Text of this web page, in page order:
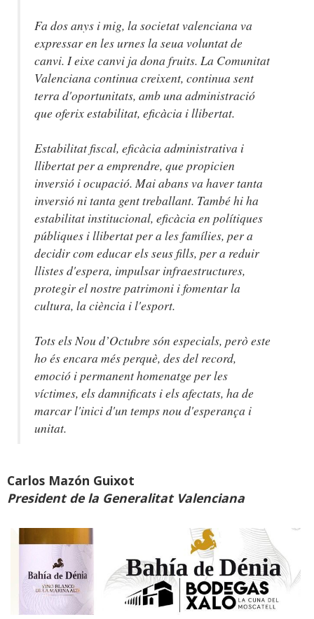
Fa dos anys i mig, la societat valenciana va
expressar en les urnes la seua voluntat de
canvi. I eixe canvi ja dona fruits. La Comunitat
Valenciana continua creixent, continua sent
terra d'oportunitats, amb una administració
que oferix estabilitat, eficàcia i llibertat.
Estabilitat fiscal, eficàcia administrativa i
llibertat per a emprendre, que propicien
inversió i ocupació. Mai abans va haver tanta
inversió ni tanta gent treballant. També hi ha
estabilitat institucional, eficàcia en polítiques
públiques i llibertat per a les famílies, per a
decidir com educar els seus fills, per a reduir
llistes d'espera, impulsar infraestructures,
protegir el nostre patrimoni i fomentar la
cultura, la ciència i l'esport.
Tots els Nou d’Octubre són especials, però este
ho és encara més perquè, des del record,
emoció i permanent homenatge per les
víctimes, els damnificats i els afectats, ha de
marcar l'inici d'un temps nou d'esperança i
unitat.
Carlos Mazón Guixot
President de la Generalitat Valenciana